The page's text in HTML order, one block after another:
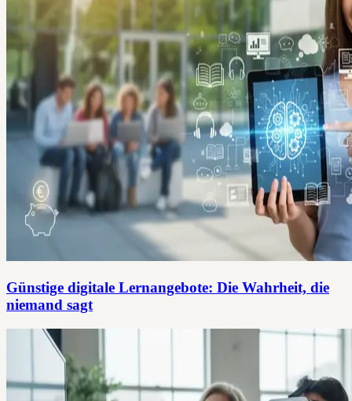
Günstige digitale Lernangebote: Die Wahrheit, die
niemand sagt